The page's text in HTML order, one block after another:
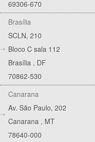
69306-670
Brasília
SCLN, 210
Bloco C sala 112
Brasília , DF
70862-530
Canarana
Av. São Paulo, 202
Canarana , MT
78640-000